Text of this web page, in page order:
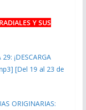
Y SUS
¡DESCARGA
[Del 19 al 23 de
ORIGINARIAS: